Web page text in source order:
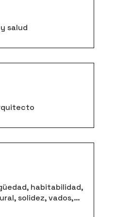
salud
habitabilidad,
solidez, vados,…